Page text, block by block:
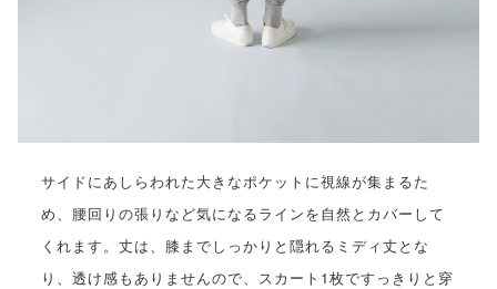
サイドにあしらわれた大きなポケットに視線が集まるた
め、腰回りの張りなど気になるラインを自然とカバーして
くれます。丈は、膝までしっかりと隠れるミディ丈とな
り、透け感もありませんので、スカート1枚ですっきりと穿